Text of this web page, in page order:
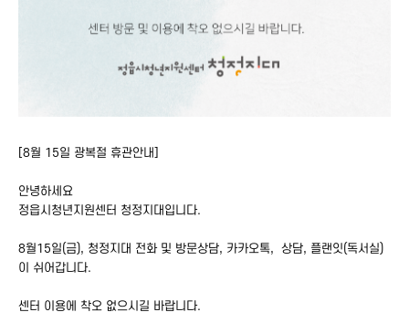
[8월 15일 광복절 휴관안내]
안녕하세요
정읍시청년지원센터 청정지대입니다.
8월15일(금), 청정지대 전화 및 방문상담, 카카오톡, 상담, 플랜잇(독서실)
이 쉬어갑니다.
센터 이용에 착오 없으시길 바랍니다.